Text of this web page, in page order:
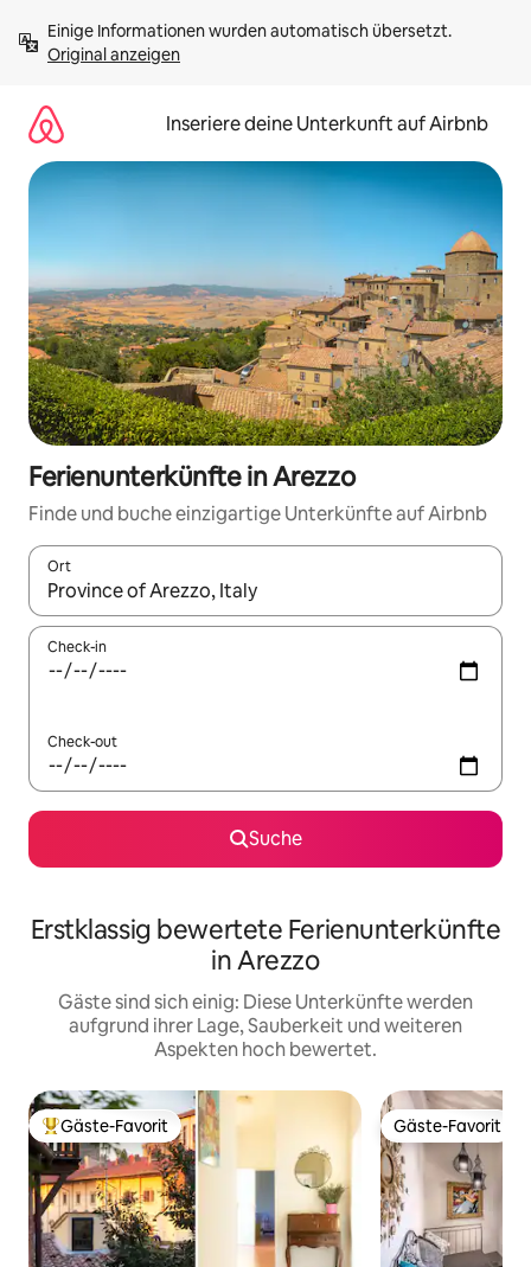
Inhalten
springenOriginal anzeigen
Inseriere deine Unterkunft auf Airbnb
Ferienunterkünfte in Arezzo
Finde und buche einzigartige Unterkünfte auf Airbnb
Ort
Wenn Ergebnisse verfügbar sind, navigiere mit den
Check-in
Check-out
Suche
Erstklassig bewertete Ferienunterkünfte
in Arezzo
Gäste sind sich einig: Diese Unterkünfte werden
aufgrund ihrer Lage, Sauberkeit und weiteren
Aspekten hoch bewertet.
Beliebter Gäste-Favorit.
Gäste-Favorit Gäste-Favorit
Gäste-Favorit